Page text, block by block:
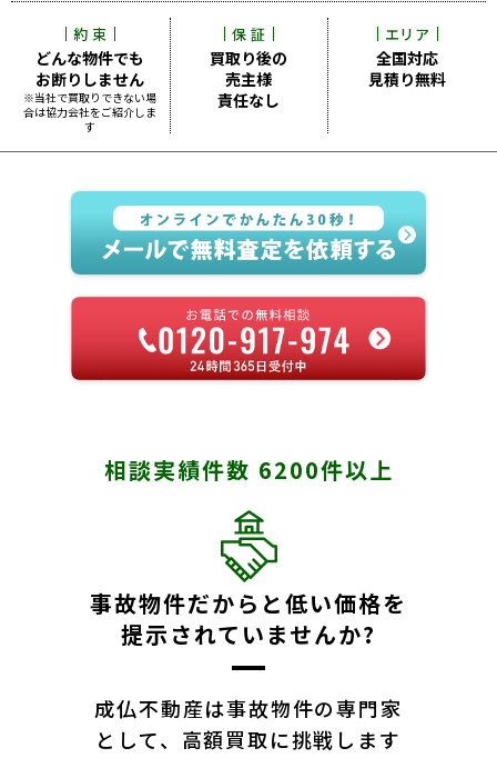
約 束
どんな物件でも
お断りしません
※当社で買取りできない場
合は協力会社をご紹介しま
す
保 証
買取り後の
売主様
責任なし
エリア
全国対応
見積り無料
相談実績件数 6200件以上
事故物件だからと低い価格を
提示されていませんか?
成仏不動産は事故物件の専門家
として、高額買取に挑戦します